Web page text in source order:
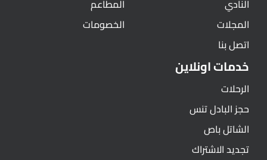
النادي
المجلات
اتصل بنا
المطاعم
الخصومات
خدمات اونلاين
الرحلات
حجز البادل تنس
الشاتل باص
تجديد الاشتراك